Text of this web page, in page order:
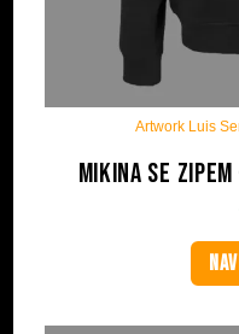
Artwork Luis
Mikina se